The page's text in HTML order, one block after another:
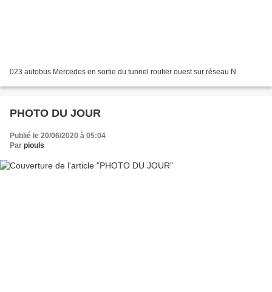
023 autobus Mercedes en sortie du tunnel routier ouest sur réseau N
PHOTO DU JOUR
Publié le 20/06/2020 à 05:04
Par piouls